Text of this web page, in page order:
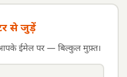
से जुड़ें
आपके ईमेल पर — बिल्कुल मुफ़्त।